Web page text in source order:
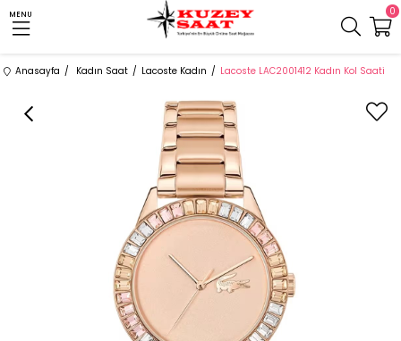
MENU 0
Anasayfa Kadın Saat Lacoste Kadın Lacoste LAC2001412 Kadın Kol Saati